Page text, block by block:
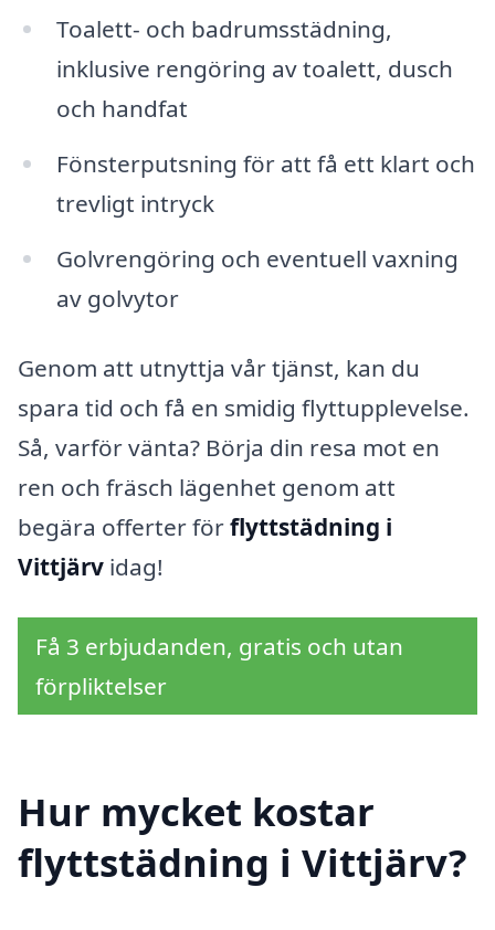
Toalett- och badrumsstädning,
inklusive rengöring av toalett, dusch
och handfat
Fönsterputsning för att få ett klart och
trevligt intryck
Golvrengöring och eventuell vaxning
av golvytor
Genom att utnyttja vår tjänst, kan du
spara tid och få en smidig flyttupplevelse.
Så, varför vänta? Börja din resa mot en
ren och fräsch lägenhet genom att
begära offerter förflyttstädning i
Vittjärv idag!
Få 3 erbjudanden, gratis och utan
förpliktelser
Hur mycket kostar
flyttstädning i Vittjärv?